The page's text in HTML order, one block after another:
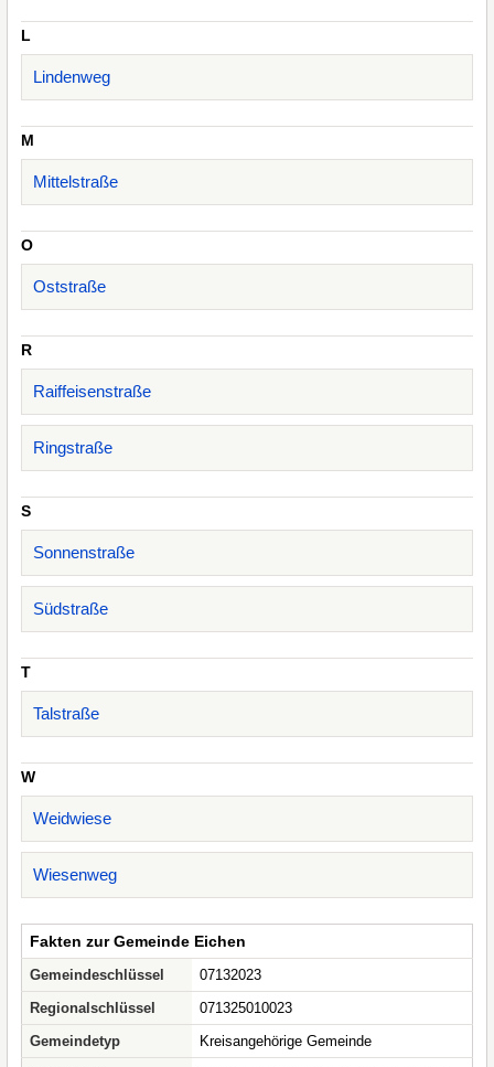
L
Lindenweg
M
Mittelstraße
O
Oststraße
R
Raiffeisenstraße
Ringstraße
S
Sonnenstraße
Südstraße
T
Talstraße
W
Weidwiese
Wiesenweg
Fakten zur Gemeinde Eichen
Gemeindeschlüssel
07132023
Regionalschlüssel
071325010023
Gemeindetyp
Kreisangehörige Gemeinde